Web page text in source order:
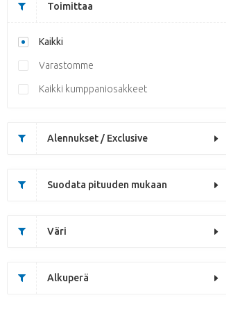
Toimittaa
Kaikki
Varastomme
Kaikki kumppaniosakkeet
Alennukset / Exclusive
Suodata pituuden mukaan
Väri
Alkuperä